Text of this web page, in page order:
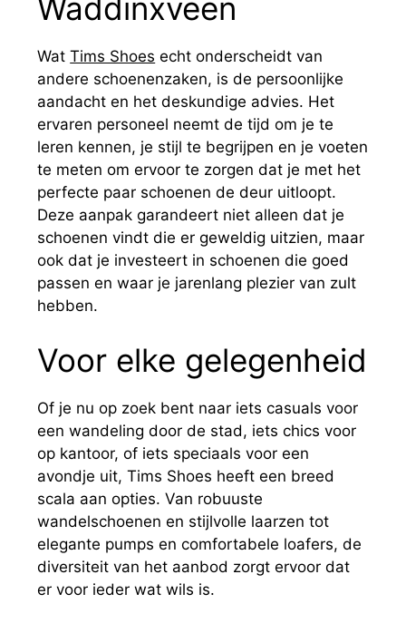
Waddinxveen
WatTims Shoes echt onderscheidt van
andere schoenenzaken, is de persoonlijke
aandacht en het deskundige advies. Het
ervaren personeel neemt de tijd om je te
leren kennen, je stijl te begrijpen en je voeten
te meten om ervoor te zorgen dat je met het
perfecte paar schoenen de deur uitloopt.
Deze aanpak garandeert niet alleen dat je
schoenen vindt die er geweldig uitzien, maar
ook dat je investeert in schoenen die goed
passen en waar je jarenlang plezier van zult
hebben.
Voor elke gelegenheid
Of je nu op zoek bent naar iets casuals voor
een wandeling door de stad, iets chics voor
op kantoor, of iets speciaals voor een
avondje uit, Tims Shoes heeft een breed
scala aan opties. Van robuuste
wandelschoenen en stijlvolle laarzen tot
elegante pumps en comfortabele loafers, de
diversiteit van het aanbod zorgt ervoor dat
er voor ieder wat wils is.